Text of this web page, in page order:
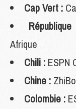
Cap Vert :
Afrique
Chili : ESPN
Chine :
Colombie :